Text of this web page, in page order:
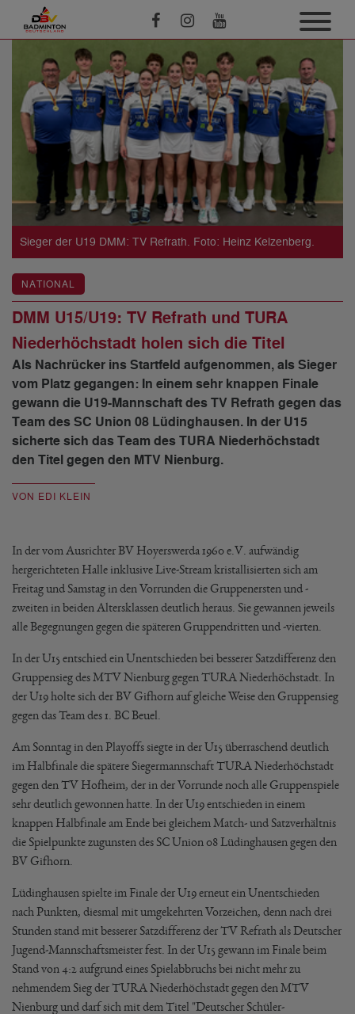
Sieger der U19 DMM: TV Refrath. Foto: Heinz Kelzenberg.
NATIONAL
DMM U15/U19: TV Refrath und TURA
Niederhöchstadt holen sich die Titel
Als Nachrücker ins Startfeld aufgenommen, als Sieger
vom Platz gegangen: In einem sehr knappen Finale
gewann die U19-Mannschaft des TV Refrath gegen das
Team des SC Union 08 Lüdinghausen. In der U15
sicherte sich das Team des TURA Niederhöchstadt
den Titel gegen den MTV Nienburg.
VON EDI KLEIN
In der vom Ausrichter BV Hoyerswerda 1960 e.V. aufwändig
hergerichteten Halle inklusive Live-Stream kristallisierten sich am
Freitag und Samstag in den Vorrunden die Gruppenersten und -
zweiten in beiden Altersklassen deutlich heraus. Sie gewannen jeweils
alle Begegnungen gegen die späteren Gruppendritten und -vierten.
In der U15 entschied ein Unentschieden bei besserer Satzdifferenz den
Gruppensieg des MTV Nienburg gegen TURA Niederhöchstadt. In
der U19 holte sich der BV Gifhorn auf gleiche Weise den Gruppensieg
gegen das Team des 1. BC Beuel.
Am Sonntag in den Playoffs siegte in der U15 überraschend deutlich
im Halbfinale die spätere Siegermannschaft TURA Niederhöchstadt
gegen den TV Hofheim, der in der Vorrunde noch alle Gruppenspiele
sehr deutlich gewonnen hatte. In der U19 entschieden in einem
knappen Halbfinale am Ende bei gleichem Match- und Satzverhältnis
die Spielpunkte zugunsten des SC Union 08 Lüdinghausen gegen den
BV Gifhorn.
Lüdinghausen spielte im Finale der U19 erneut ein Unentschieden
nach Punkten, diesmal mit umgekehrten Vorzeichen, denn nach drei
Stunden stand mit besserer Satzdifferenz der TV Refrath als Deutscher
Jugend-Mannschaftsmeister fest. In der U15 gewann im Finale beim
Stand von 4:2 aufgrund eines Spielabbruchs bei nicht mehr zu
nehmendem Sieg der TURA Niederhöchstadt gegen den MTV
Nienburg und darf sich mit dem Titel "Deutscher Schüler-